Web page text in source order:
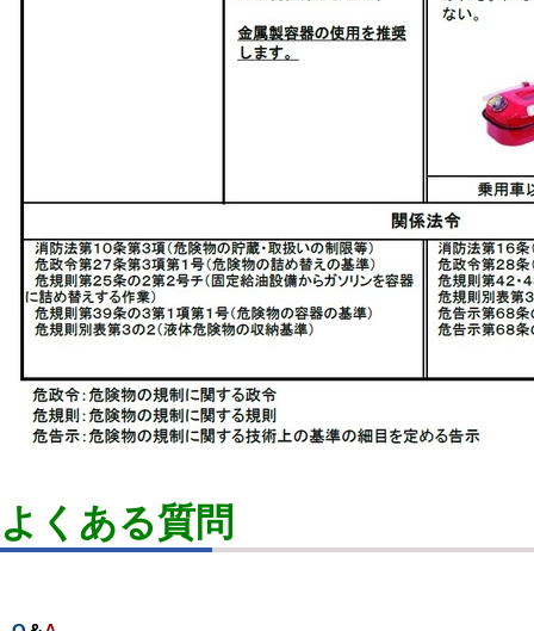
よくある質問